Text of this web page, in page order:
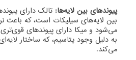
پیوندهای بین لایه‌ها: تالک دارای
بین لایه‌های سیلیکات است، که باعث
می‌شود و میکا دارای پیوندهای
به دلیل وجود پتاسیم، که ساختار
می‌کند.